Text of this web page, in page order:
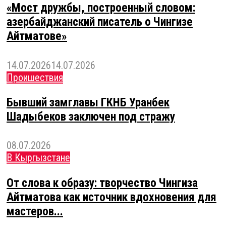
«Мост дружбы, построенный словом:
азербайджанский писатель о Чингизе
Айтматове»
14.07.202614.07.2026
Проишествия
Бывший замглавы ГКНБ Уранбек
Шадыбеков заключен под стражу
08.07.2026
В Кыргызстане
От слова к образу: творчество Чингиза
Айтматова как источник вдохновения для
мастеров...